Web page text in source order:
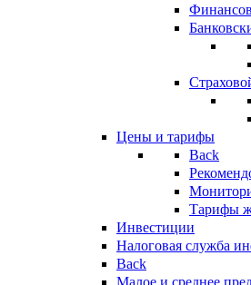
Цены и тарифы
Back
Тарифы
Инвестиции
Налоговая служба
Back
Малое и среднее